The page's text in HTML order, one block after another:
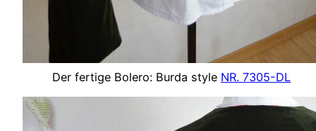
Der fertige Bolero: Burda style NR. 7305-DL